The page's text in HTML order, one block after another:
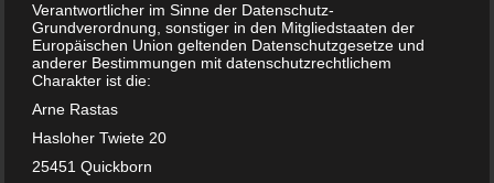
kann es durchaus regelmäßig getrunken werden. Dass es
jedoch direkt die Milchmenge erhöht, ist ein Mythos. Der
Zusammenhang konnte bisher nicht wissenschaftlich
Problemen bezüglich der Milchmenge unbedingt mit
deiner Stillberaterin beziehungsweise Hebamme in
Verbindung setzen.
Verantwortlicher im Sinne der Datenschutz-
Grundverordnung, sonstiger in den Mitgliedstaaten der
Europäischen Union geltenden Datenschutzgesetze und
anderer Bestimmungen mit datenschutzrechtlichem
Charakter ist die:
Arne Rastas
Hasloher Twiete 20
25451 Quickborn